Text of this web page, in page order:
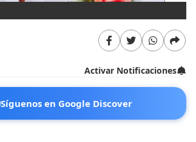
Activar Notificaciones
Síguenos en Google Discover